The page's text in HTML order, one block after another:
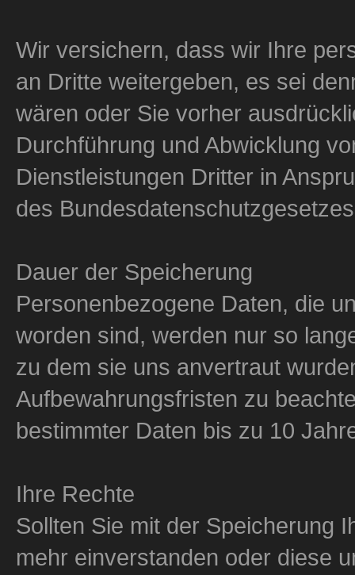
Wir versichern, dass wir Ihre
an Dritte weitergeben, es sei
wären oder Sie vorher
Durchführung und Abwicklung
Dienstleistungen Dritter in
des
Dauer der Speicherung
Personenbezogene Daten, die
worden sind, werden nur so
zu dem sie uns anvertraut
Aufbewahrungsfristen zu
bestimmter Daten bis zu 10
Ihre Rechte
Sollten Sie mit der Speicherung
mehr einverstanden oder diese